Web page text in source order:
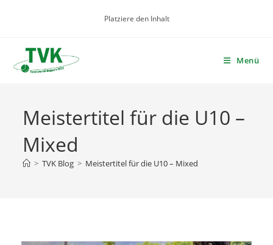
Platziere den Inhalt
Menü
Meistertitel für die U10 –
Mixed
> TVK Blog > Meistertitel für die U10 – Mixed